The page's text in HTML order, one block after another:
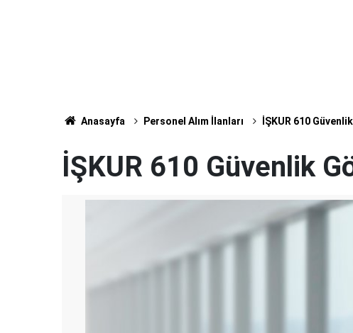
Anasayfa Personel Alım İlanları İŞKUR 610
İŞKUR 610 Güvenlik